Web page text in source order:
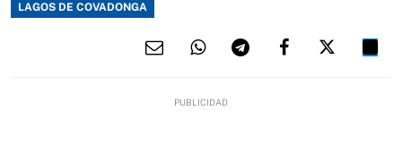
LAGOS DE COVADONGA